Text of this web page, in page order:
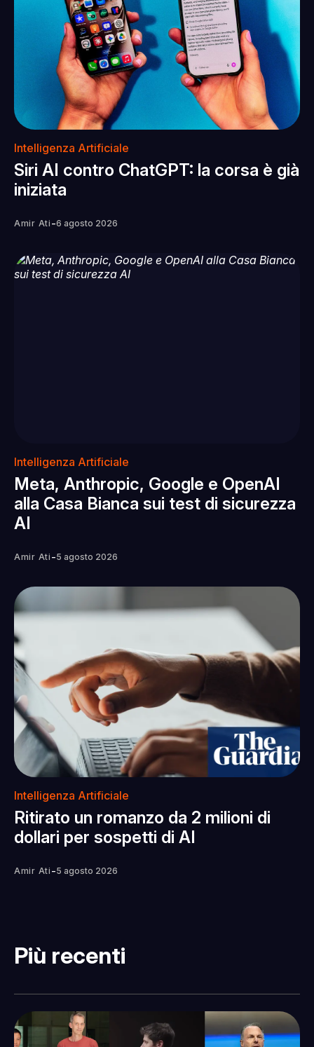
Intelligenza Artificiale
Siri AI contro ChatGPT: la corsa è già
iniziata
Amir Ati -6 agosto 2026
Intelligenza Artificiale
Meta, Anthropic, Google e OpenAI
alla Casa Bianca sui test di sicurezza
AI
Amir Ati -5 agosto 2026
Intelligenza Artificiale
Ritirato un romanzo da 2 milioni di
dollari per sospetti di AI
Amir Ati -5 agosto 2026
Più recenti